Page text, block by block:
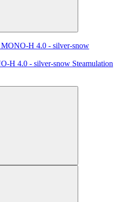
H 4.0 - silver-snow